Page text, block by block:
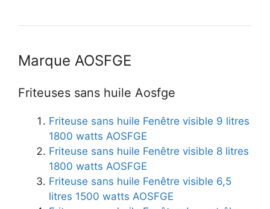
Marque AOSFGE
Friteuses sans huile Aosfge
Friteuse sans huile Fenêtre visible 9 litres
1800 watts AOSFGE
Friteuse sans huile Fenêtre visible 8 litres
1800 watts AOSFGE
Friteuse sans huile Fenêtre visible 6,5
litres 1500 watts AOSFGE